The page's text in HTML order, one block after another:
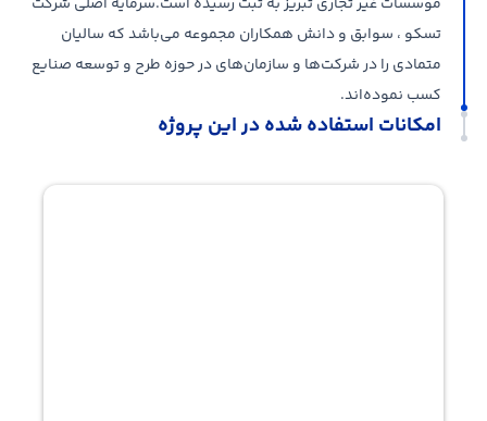
تسکو ، سوابق و دانش همکاران مجموعه می‌باشد که سالیان
متمادی را در شرکت‌ها و سازمان‌های در حوزه طرح و توسعه صنایع
کسب نموده‌اند.
امکانات استفاده شده در این پروژه